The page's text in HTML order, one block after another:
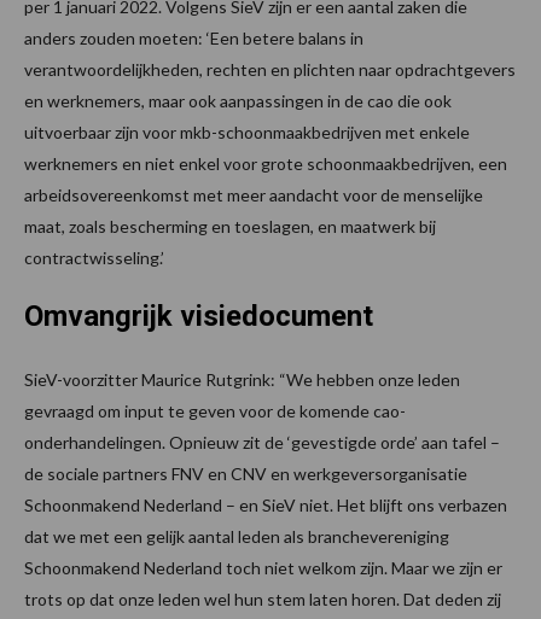
per 1 januari 2022. Volgens SieV zijn er een aantal zaken die
anders zouden moeten: ‘Een betere balans in
verantwoordelijkheden, rechten en plichten naar opdrachtgevers
en werknemers, maar ook aanpassingen in de cao die ook
uitvoerbaar zijn voor mkb-schoonmaakbedrijven met enkele
werknemers en niet enkel voor grote schoonmaakbedrijven, een
arbeidsovereenkomst met meer aandacht voor de menselijke
maat, zoals bescherming en toeslagen, en maatwerk bij
contractwisseling.’
Omvangrijk visiedocument
SieV-voorzitter Maurice Rutgrink: “We hebben onze leden
gevraagd om input te geven voor de komende cao-
onderhandelingen. Opnieuw zit de ‘gevestigde orde’ aan tafel –
de sociale partners FNV en CNV en werkgeversorganisatie
Schoonmakend Nederland – en SieV niet. Het blijft ons verbazen
dat we met een gelijk aantal leden als branchevereniging
Schoonmakend Nederland toch niet welkom zijn. Maar we zijn er
trots op dat onze leden wel hun stem laten horen. Dat deden zij